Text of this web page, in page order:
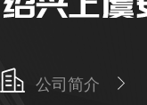
公司简介